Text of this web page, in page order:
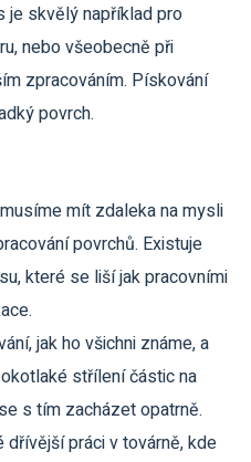
je skvělý například pro
nebo všeobecně při
zpracováním. Pískování
povrch.
mít zdaleka na mysli
povrchů. Existuje
které se liší jak pracovními
jak ho všichni známe, a
střílení částic na
s tím zacházet opatrně.
práci v továrně, kde